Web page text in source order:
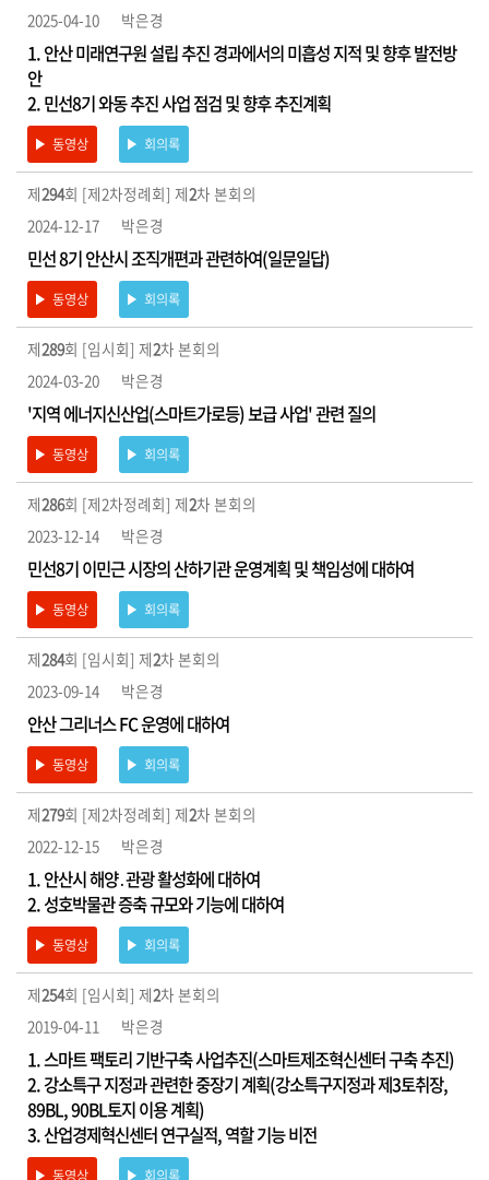
2025-04-10
박은경
1. 안산 미래연구원 설립 추진 경과에서의 미흡성 지적 및 향후 발전방
안
2. 민선8기 와동 추진 사업 점검 및 향후 추진계획
동영상 회의록
제294회 [제2차정례회] 제2차 본회의
2024-12-17
박은경
민선 8기 안산시 조직개편과 관련하여(일문일답)
동영상 회의록
제289회 [임시회] 제2차 본회의
2024-03-20
박은경
'지역 에너지신산업(스마트가로등) 보급 사업' 관련 질의
동영상 회의록
제286회 [제2차정례회] 제2차 본회의
2023-12-14
박은경
민선8기 이민근 시장의 산하기관 운영계획 및 책임성에 대하여
동영상 회의록
제284회 [임시회] 제2차 본회의
2023-09-14
박은경
안산 그리너스 FC 운영에 대하여
동영상 회의록
제279회 [제2차정례회] 제2차 본회의
2022-12-15
박은경
1. 안산시 해양․관광 활성화에 대하여
2. 성호박물관 증축 규모와 기능에 대하여
동영상 회의록
제254회 [임시회] 제2차 본회의
2019-04-11
박은경
1. 스마트 팩토리 기반구축 사업추진(스마트제조혁신센터 구축 추진)
2. 강소특구 지정과 관련한 중장기 계획(강소특구지정과 제3토취장,
89BL, 90BL토지 이용 계획)
3. 산업경제혁신센터 연구실적, 역할 기능 비전
동영상 회의록